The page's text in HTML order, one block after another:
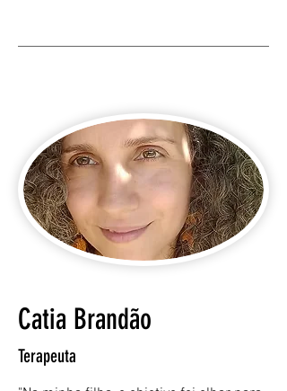
Catia Brandão
Terapeuta